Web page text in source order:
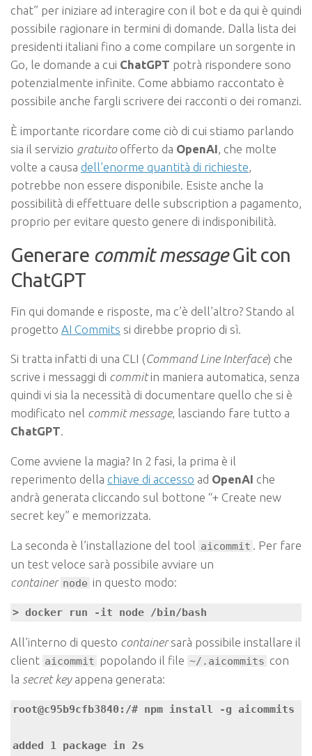
chat” per iniziare ad interagire con il bot e da qui è quindi
possibile ragionare in termini di domande. Dalla lista dei
presidenti italiani fino a come compilare un sorgente in
Go, le domande a cui ChatGPT potrà rispondere sono
potenzialmente infinite. Come abbiamo raccontato è
possibile anche fargli scrivere dei racconti o dei romanzi.
È importante ricordare come ciò di cui stiamo parlando
sia il servizio gratuitoofferto da OpenAI, che molte
volte a causa dell’enorme quantità di richieste,
potrebbe non essere disponibile. Esiste anche la
possibilità di effettuare delle subscription a pagamento,
proprio per evitare questo genere di indisponibilità.
Generare commit messageGit con
ChatGPT
Fin qui domande e risposte, ma c’è dell’altro? Stando al
progetto AI Commits si direbbe proprio di sì.
Si tratta infatti di una CLI (Command Line Interface) che
scrive i messaggi di commitin maniera automatica, senza
quindi vi sia la necessità di documentare quello che si è
modificato nel commit message, lasciando fare tutto a
ChatGPT.
Come avviene la magia? In 2 fasi, la prima è il
reperimento della chiave di accesso ad OpenAI che
andrà generata cliccando sul bottone “+ Create new
secret key” e memorizzata.
La seconda è l’installazione del tool aicommit
. Per fare
un test veloce sarà possibile avviare un
container node in questo modo:
> docker run -it node /bin/bash
All’interno di questo containersarà possibile installare il
client aicommit popolando il file ~/.aicommits con
la secret keyappena generata:
root@c95b9cfb3840:/# npm install -g aicommits
added 1 package in 2s